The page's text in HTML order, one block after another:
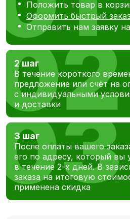
Положить товар в
Оформить быстрый заказ
Отправить нам заявку на
2 шаг
В течение короткого
предложение или счёт на
с индивидуальными
и доставки
3 шаг
После оплаты вашего
его по адресу, который вы
в течение 2-х дней. В
заказа на итоговую
применена скидка